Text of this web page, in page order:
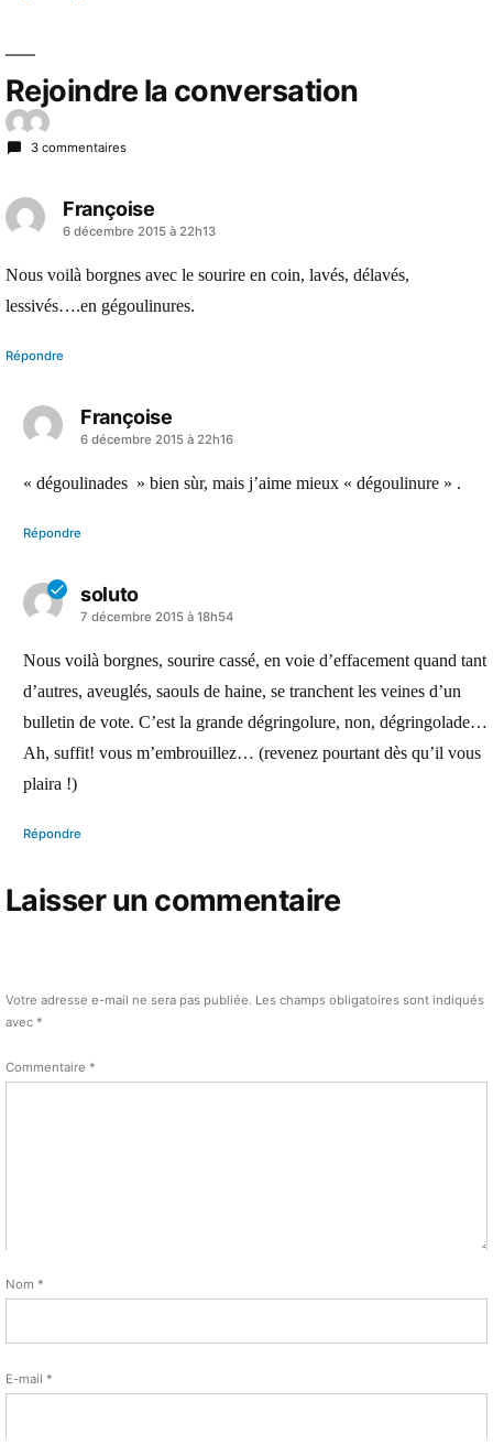
Rejoindre la conversation
3 commentaires
Françoise
a
dit :
6 décembre 2015 à 22h13
Nous voilà borgnes avec le sourire en coin, lavés, délavés,
lessivés….en gégoulinures.
Répondre
Françoise
a
dit :
6 décembre 2015 à 22h16
« dégoulinades » bien sùr, mais j’aime mieux « dégoulinure » .
Répondre
soluto
a
dit :
7 décembre 2015 à 18h54
Nous voilà borgnes, sourire cassé, en voie d’effacement quand tant
d’autres, aveuglés, saouls de haine, se tranchent les veines d’un
bulletin de vote. C’est la grande dégringolure, non, dégringolade…
Ah, suffit! vous m’embrouillez… (revenez pourtant dès qu’il vous
plaira !)
Répondre
Laisser un commentaire
Votre adresse e-mail ne sera pas publiée. Les champs obligatoires sont indiqués
avec *
Commentaire *
Nom *
E-mail *